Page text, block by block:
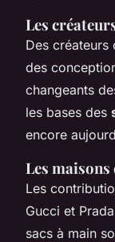
Les
Des
des
changeants
les bases des
encore
Les
Les
Gucci et
sacs à main